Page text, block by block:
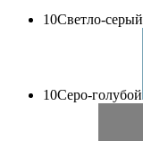
10Светло-серый
10Серо-голубой